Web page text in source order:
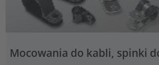
Mocowania do kabli, spinki